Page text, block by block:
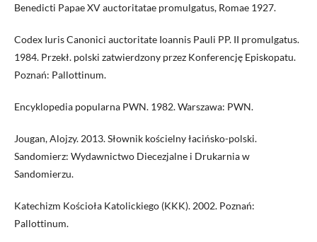
Benedicti Papae XV auctoritatae promulgatus, Romae 1927.
Codex Iuris Canonici auctoritate Ioannis Pauli PP. II promulgatus.
1984. Przekł. polski zatwierdzony przez Konferencję Episkopatu.
Poznań: Pallottinum.
Encyklopedia popularna PWN. 1982. Warszawa: PWN.
Jougan, Alojzy. 2013. Słownik kościelny łacińsko-polski.
Sandomierz: Wydawnictwo Diecezjalne i Drukarnia w
Sandomierzu.
Katechizm Kościoła Katolickiego (KKK). 2002. Poznań:
Pallottinum.